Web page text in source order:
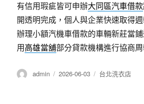
有信用瑕疵皆可申辦大同區汽車借款
開透明完成，個人與企業快速取得
辦理小額汽機車借款的車輛新莊當
用高雄當舖部分貸款機構進行協商
作
admin
發
2026-06-03
分
台北洗衣店